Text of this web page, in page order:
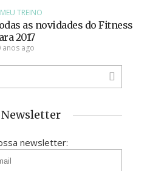
TREINO
as novidades do Fitness
2017
anos ago
Newsletter
newsletter: